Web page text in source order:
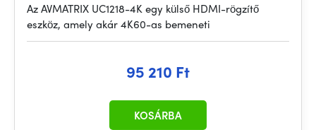
Az AVMATRIX UC1218-4K egy külső HDMI-rögzítő
eszköz, amely akár 4K60-as bemeneti
95 210 Ft
KOSÁRBA